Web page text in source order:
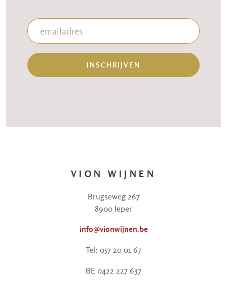
INSCHRIJVEN
VION WIJNEN
Brugseweg 267
8900 Ieper
info@vionwijnen.be
Tel: 057 20 01 67
BE 0422 227 637